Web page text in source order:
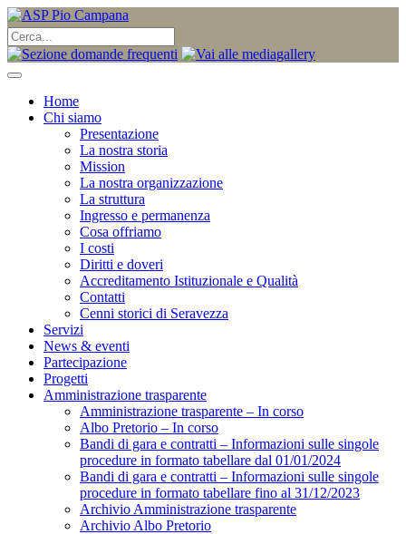
Home
Chi siamo
Presentazione
La nostra storia
Mission
La nostra organizzazione
La struttura
Ingresso e permanenza
Cosa offriamo
I costi
Diritti e doveri
Accreditamento Istituzionale e Qualità
Contatti
Cenni storici di Seravezza
Servizi
News & eventi
Partecipazione
Progetti
Amministrazione trasparente
Amministrazione trasparente – In corso
Albo Pretorio – In corso
Bandi di gara e contratti – Informazioni sulle singole
procedure in formato tabellare dal 01/01/2024
Bandi di gara e contratti – Informazioni sulle singole
procedure in formato tabellare fino al 31/12/2023
Archivio Amministrazione trasparente
Archivio Albo Pretorio